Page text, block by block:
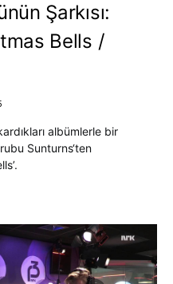
Şarkısı:
Bells /
albümlerle bir
Sunturns‘ten